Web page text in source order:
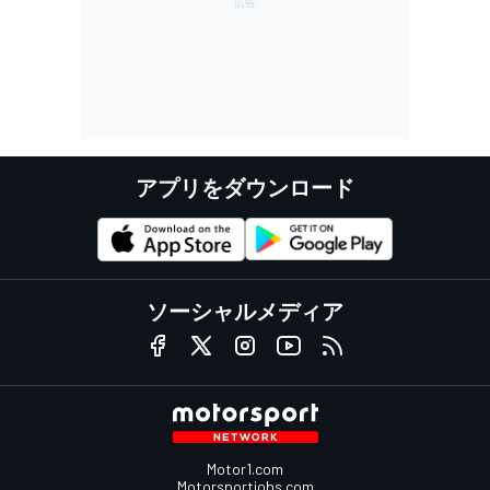
アプリをダウンロード
ソーシャルメディア
Motor1.com
Motorsportjobs.com